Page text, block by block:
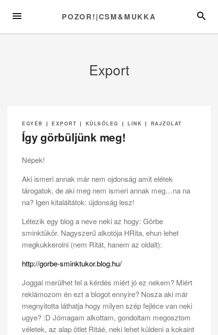
MENU POZOR!|CSM&MUKKA
Export
EGYÉB | EXPORT | KÜLSŐLEG | LINK | RAJZOLAT
Így görbüljünk meg!
Népek!
Aki ismeri annak már nem ojdonság amit elétek
tárogatok, de aki meg nem ismeri annak meg…na na
na? Igen kitaláltátok: újdonság lesz!
Létezik egy blog a neve neki az hogy: Görbe
sminktükör. Nagyszerű alkotója HRita, ehun lehet
megkukkerolni (nem Ritát, hanem az oldalt):
http://gorbe-sminktukor.blog.hu/
Joggal merülhet fel a kérdés miért jó ez nekem? Miért
reklámozom én ezt a blogot ennyire? Nosza aki már
megnyitotta láthatja hogy milyen szép fejléce van neki
ugye? :D Jómagam alkottam, gondoltam megosztom
véletek, az alap ötlet Ritáé, neki lehet küldeni a kokaint